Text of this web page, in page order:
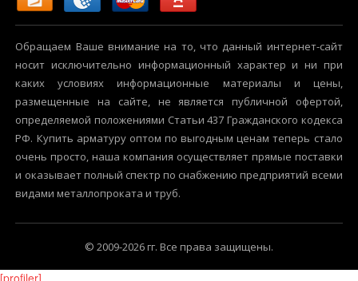
Обращаем Ваше внимание на то, что данный интернет-сайт
носит исключительно информационный характер и ни при
каких условиях информационные материалы и цены,
размещенные на сайте, не является публичной офертой,
определяемой положениями Статьи 437 Гражданского кодекса
РФ. Купить арматуру оптом по выгодным ценам теперь стало
очень просто, наша компания осуществляет прямые поставки
и оказывает полный спектр по снабжению предприятий всеми
видами металлопроката и труб.
© 2009-2026 гг. Все права защищены.
[profiler]